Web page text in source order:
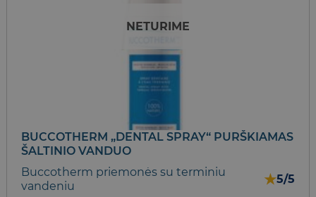
NETURIME
BUCCOTHERM „DENTAL SPRAY“ PURŠKIAMAS
ŠALTINIO VANDUO
Buccotherm priemonės su terminiu
vandeniu
★5/5